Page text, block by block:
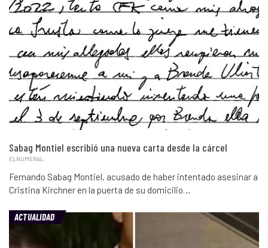
Sabag Montiel escribió una nueva carta desde la cárcel
ELNUMERAL
Fernando Sabag Montiel, acusado de haber intentado asesinar a
Cristina Kirchner en la puerta de su domicilio…
ACTUALIDAD